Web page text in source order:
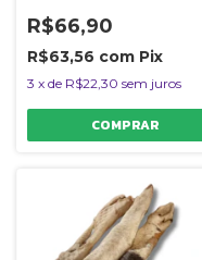
R$66,90
R$63,56 com Pix
3 x de R$22,30 sem juros